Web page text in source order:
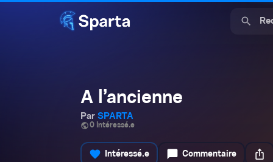
search
A l’ancienne
Par SPARTA
public0 Intéressé.e
favorite Intéressé.e chat_bubble Commentaire ios_share